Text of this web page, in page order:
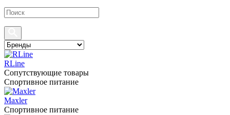
RLine
Сопутствующие товары
Спортивное питание
Maxler
Спортивное питание